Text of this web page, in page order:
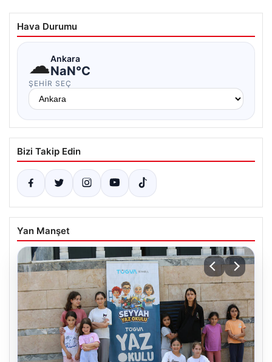
Hava Durumu
☁Ankara
NaN°C
ŞEHIR SEÇ
Bizi Takip Edin
Yan Manşet